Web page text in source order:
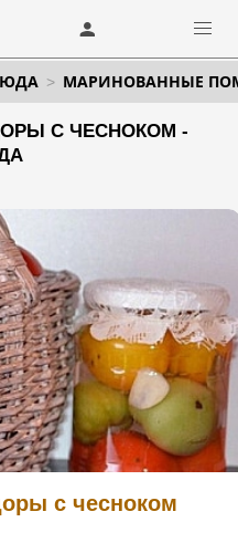
МАРИНОВАННЫЕ
С ЧЕСНОКОМ -
с чесноком